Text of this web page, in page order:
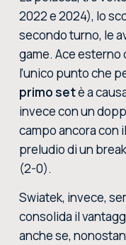
2022 e 2024), lo
secondo turno, le
game. Ace esterno
l’unico punto che
primo setè a
invece con un
campo ancora con
preludio di un
(2-0).
Swiatek, invece,
consolida il
anche se,